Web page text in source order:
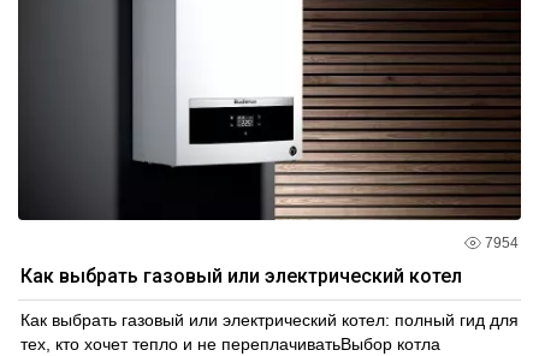
7954
Как выбрать газовый или электрический котел
Как выбрать газовый или электрический котел: полный гид для
тех, кто хочет тепло и не переплачиватьВыбор котла